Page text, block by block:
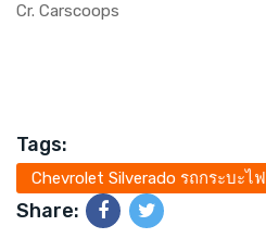
Cr. Carscoops
Tags:
Chevrolet Silverado รถกระบะไ
Share: